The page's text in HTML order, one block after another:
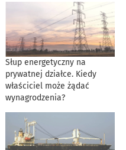
Słup energetyczny na
prywatnej działce. Kiedy
właściciel może żądać
wynagrodzenia?